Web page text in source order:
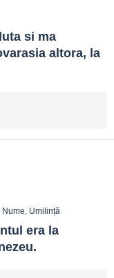
si ma
altora, la
Nume Umilință
era la